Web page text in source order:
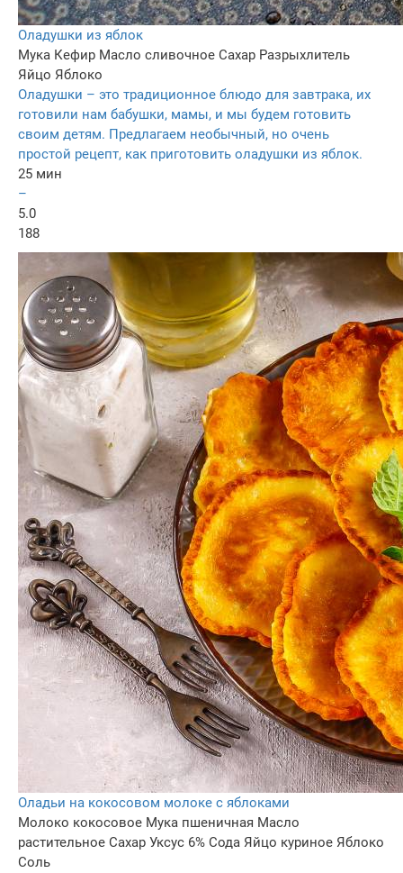
Оладушки из яблок
Мука Кефир Масло сливочное Сахар Разрыхлитель
Яйцо Яблоко
Оладушки – это традиционное блюдо для завтрака, их
готовили нам бабушки, мамы, и мы будем готовить
своим детям. Предлагаем необычный, но очень
простой рецепт, как приготовить оладушки из яблок.
25 мин
–
5.0
188
Оладьи на кокосовом молоке с яблоками
Молоко кокосовое Мука пшеничная Масло
растительное Сахар Уксус 6% Сода Яйцо куриное Яблоко
Соль